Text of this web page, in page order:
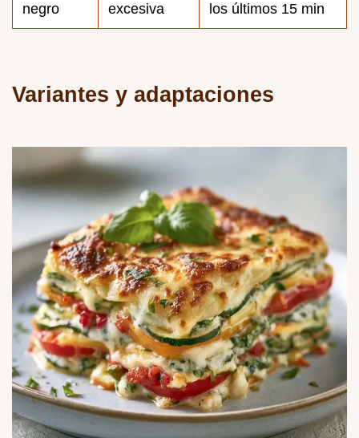
negro
excesiva
los últimos 15 min
Variantes y adaptaciones